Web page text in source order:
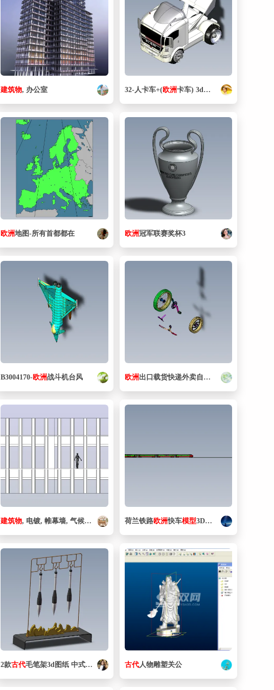
建筑物, 办公室 32-人卡车+(欧洲卡车) 3d模型 图纸
欧洲地图-所有首都都在 欧洲冠军联赛奖杯3
B3004170-欧洲战斗机台风 欧洲 出口载货快递外卖自行车
建筑物, 电镀, 帷幕墙, 气候墙1 荷兰铁路欧洲快车模型3D图纸 Solidworks设计 附工程图
2款古代毛笔架3d图纸 中式毛笔笔架SolidWorks设计图纸 三维 古代人物雕塑关公